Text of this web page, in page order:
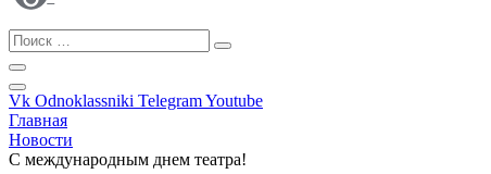
Vk Odnoklassniki TelegramYoutube
Главная
Новости
С международным днем театра!